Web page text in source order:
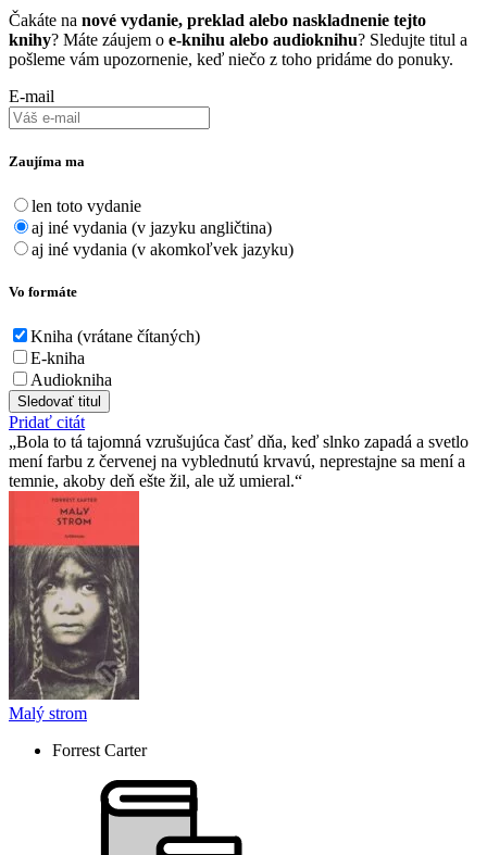
Čakáte na nové vydanie, preklad alebo naskladnenie tejto
knihy? Máte záujem o e-knihu alebo audioknihu? Sledujte titul a
pošleme vám upozornenie, keď niečo z toho pridáme do ponuky.
E-mail
Zaujíma ma
len toto vydanie
aj iné vydania (v jazyku angličtina)
aj iné vydania (v akomkoľvek jazyku)
Vo formáte
Kniha (vrátane čítaných)
E-kniha
Audiokniha
Sledovať titul
Pridať citát
Bola to tá tajomná vzrušujúca časť dňa, keď slnko zapadá a svetlo
mení farbu z červenej na vyblednutú krvavú, neprestajne sa mení a
temnie, akoby deň ešte žil, ale už umieral.
Malý strom
Forrest Carter